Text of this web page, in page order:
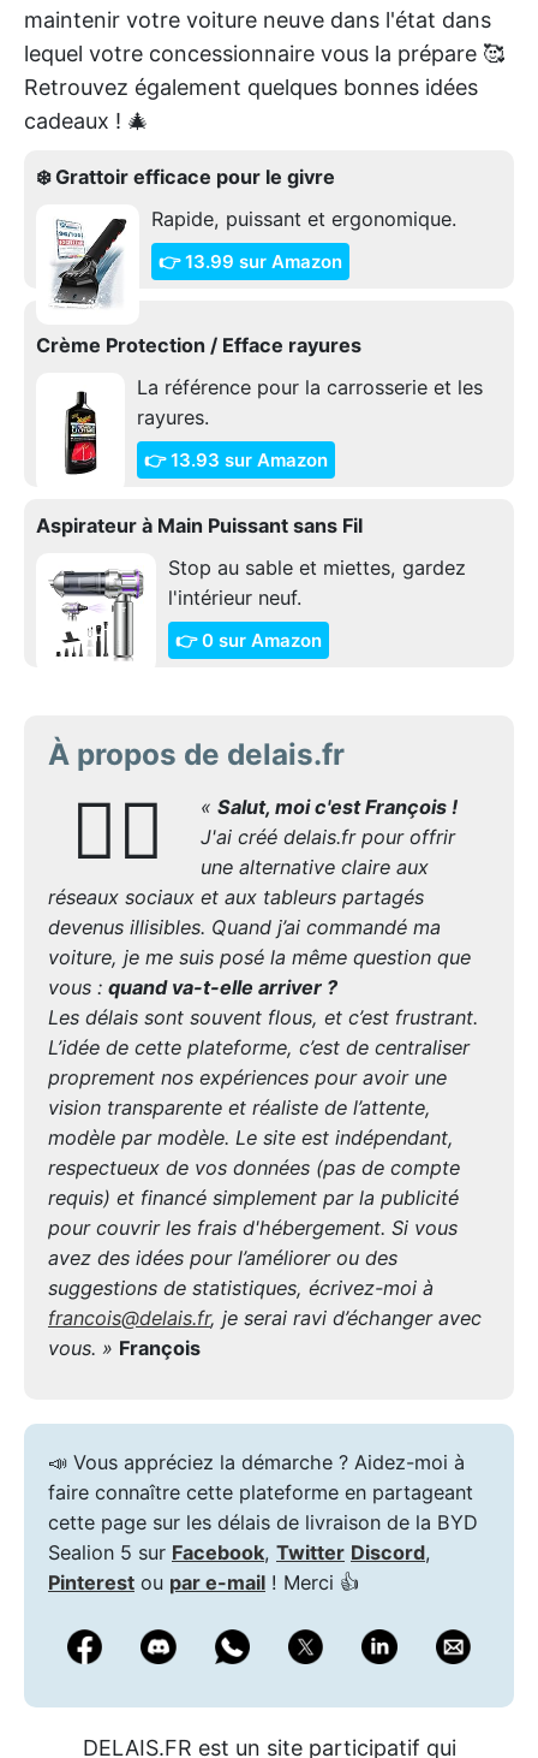
maintenir votre voiture neuve dans l'état dans
lequel votre concessionnaire vous la prépare 🥰
Retrouvez également quelques bonnes idées
cadeaux ! 🎄
❄️ Grattoir efficace pour le givre
Rapide, puissant et ergonomique.
👉 13.99 sur Amazon
Crème Protection / Efface rayures
La référence pour la carrosserie et les
rayures.
👉 13.93 sur Amazon
Aspirateur à Main Puissant sans Fil
Stop au sable et miettes, gardez
l'intérieur neuf.
👉 0 sur Amazon
À propos de delais.fr
🙋‍♂️ « Salut, moi c'est François !
J'ai créé delais.fr pour offrir
une alternative claire aux
réseaux sociaux et aux tableurs partagés
devenus illisibles. Quand j’ai commandé ma
voiture, je me suis posé la même question que
vous : quand va-t-elle arriver ?
Les délais sont souvent flous, et c’est frustrant.
L’idée de cette plateforme, c’est de centraliser
proprement nos expériences pour avoir une
vision transparente et réaliste de l’attente,
modèle par modèle. Le site est indépendant,
respectueux de vos données (pas de compte
requis) et financé simplement par la publicité
pour couvrir les frais d'hébergement. Si vous
avez des idées pour l’améliorer ou des
suggestions de statistiques, écrivez-moi à
francois@delais.fr, je serai ravi d’échanger avec
vous. » François
📣 Vous appréciez la démarche ? Aidez-moi à
faire connaître cette plateforme en partageant
cette page sur les délais de livraison de la BYD
Sealion 5 sur Facebook, Twitter Discord,
Pinterest ou par e-mail ! Merci 👍
DELAIS.FR est un site participatif qui